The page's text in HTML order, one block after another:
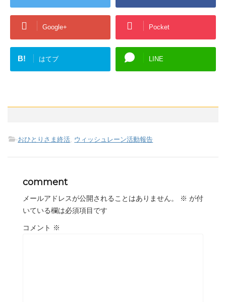
Google+ Pocket
B! はてブ LINE
-おひとりさま終活 ウィッシュレーン活動報告
comment
メールアドレスが公開されることはありません。 ※ が付
いている欄は必須項目です
コメント ※